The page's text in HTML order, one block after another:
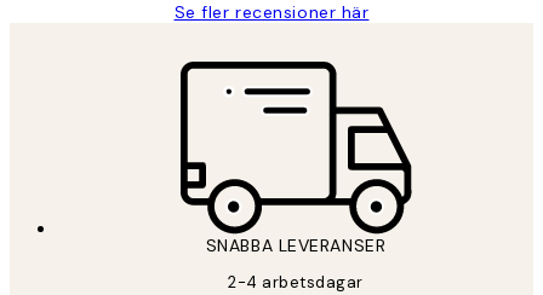
Se fler recensioner här
SNABBA LEVERANSER
2-4 arbetsdagar